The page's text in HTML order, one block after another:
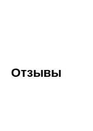
Отзывы